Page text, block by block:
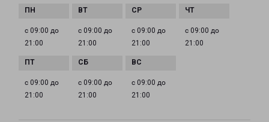
с 09:00 до
21:00
с 09:00 до
21:00
с 09:00 до
21:00
с 09:00 до
21:00
с 09:00 до
21:00
с 09:00 до
21:00
с 09:00 до
21:00